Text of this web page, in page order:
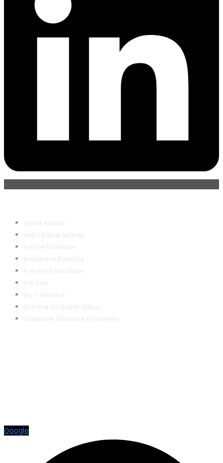
Výcvik Koučov
Individuálne Sedenia
Knižné Publikácie
Koučovacie Pomôcky
Firemné Konzultácie
Kto Sme
My V Médiách
Ochrana Osobných Údajov
Všeobecné Obchodné Podmienky
Google